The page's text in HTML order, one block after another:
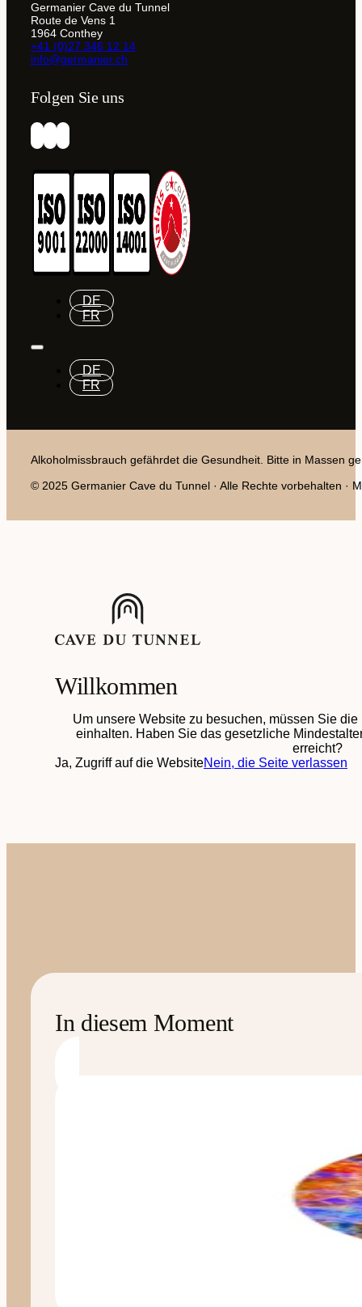
Germanier Cave du Tunnel
Route de Vens 1
1964 Conthey
+41 (0)27 346 12 14
info@germanier.ch
Folgen Sie uns
DE
FR
DE
FR
Alkoholmissbrauch gefährdet die Gesundheit. Bitte in Massen
© 2025 Germanier Cave du Tunnel · Alle Rechte vorbehalten ·
Willkommen
Um unsere Website zu besuchen, müssen Sie
einhalten. Haben Sie das gesetzliche
erreicht?
Ja, Zugriff auf die WebsiteNein, die Seite verlassen
In diesem Moment